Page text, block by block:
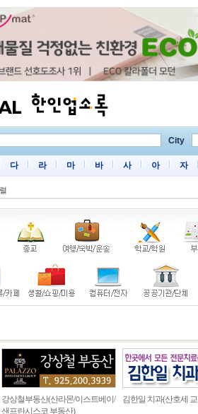
City
다 라 마 바 사 아 자
강상철부동산(산라몬/이스트베이/
샌프란시스코 부동산)
김한일 치과(산호세